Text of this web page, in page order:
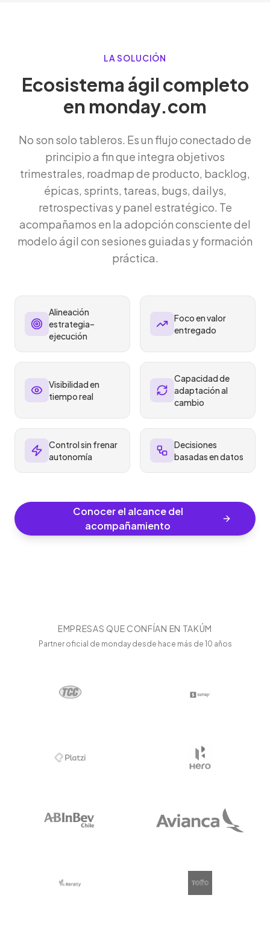
LA SOLUCIÓN
Ecosistema ágil completo
en monday.com
No son solo tableros. Es un flujo conectado de
principio a fin que integra objetivos
trimestrales, roadmap de producto, backlog,
épicas, sprints, tareas, bugs, dailys,
retrospectivas y panel estratégico. Te
acompañamos en la adopción consciente del
modelo ágil con sesiones guiadas y formación
práctica.
Alineación
estrategia–
ejecución
Foco en valor
entregado
Visibilidad en
tiempo real
Capacidad de
adaptación al
cambio
Control sin frenar
autonomía
Decisiones
basadas en datos
Conocer el alcance del
acompañamiento
EMPRESAS QUE CONFÍAN EN TAKÚM
Partner oficial de monday desde hace más de 10 años